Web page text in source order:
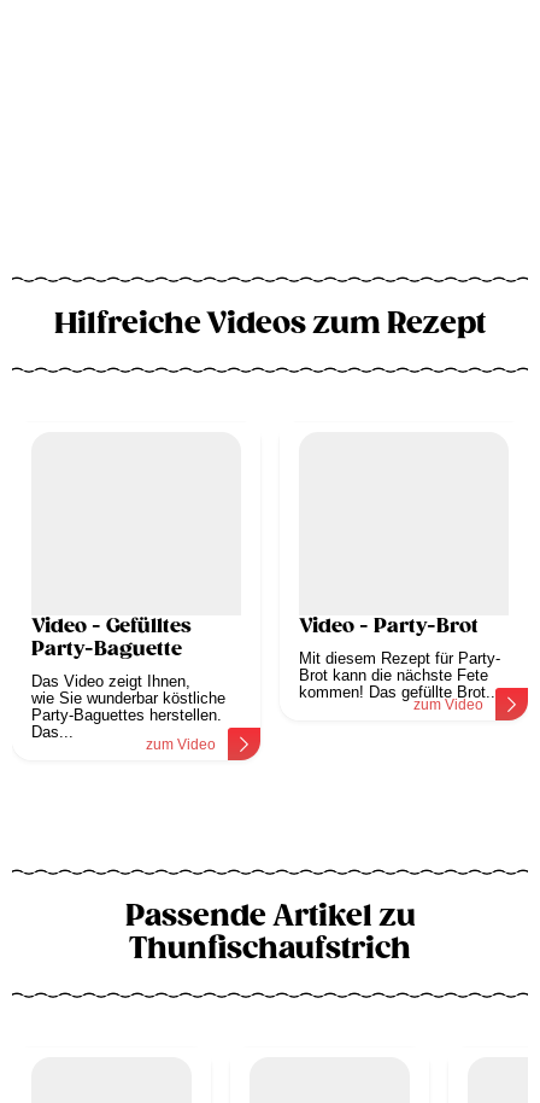
Hilfreiche Videos zum Rezept
Video - Gefülltes
Party-Baguette
Das Video zeigt Ihnen,
wie Sie wunderbar köstliche
Party-Baguettes herstellen.
Das...
zum Video
Video - Party-Brot
Mit diesem Rezept für Party-
Brot kann die nächste Fete
kommen! Das gefüllte Brot...
zum Video
Passende Artikel zu
Thunfischaufstrich